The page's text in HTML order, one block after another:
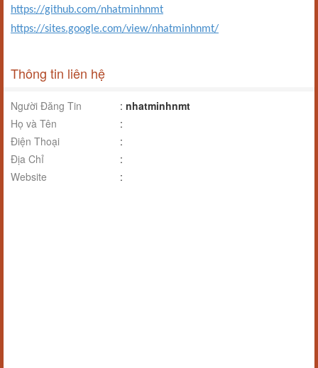
https://github.com/nhatminhnmt
https://sites.google.com/view/nhatminhnmt/
Thông tin liên hệ
Người Đăng Tin : nhatminhnmt
Họ và Tên
:
Điện Thoại
:
Địa Chỉ
:
Website
: